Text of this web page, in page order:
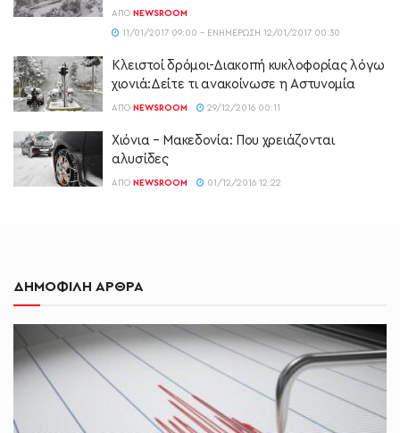
ΑΠΌ NEWSROOM
11/01/2017 09:00 - ΕΝΗΜΈΡΩΣΗ 12/01/2017 00:30
Κλειστοί δρόμοι-Διακοπή κυκλοφορίας λόγω
χιονιά:Δείτε τι ανακοίνωσε η Αστυνομία
ΑΠΌ NEWSROOM 29/12/2016 00:11
Χιόνια – Μακεδονία: Που χρειάζονται
αλυσίδες
ΑΠΌ NEWSROOM 01/12/2016 12:22
ΔΗΜΟΦΙΛΗ ΑΡΘΡΑ